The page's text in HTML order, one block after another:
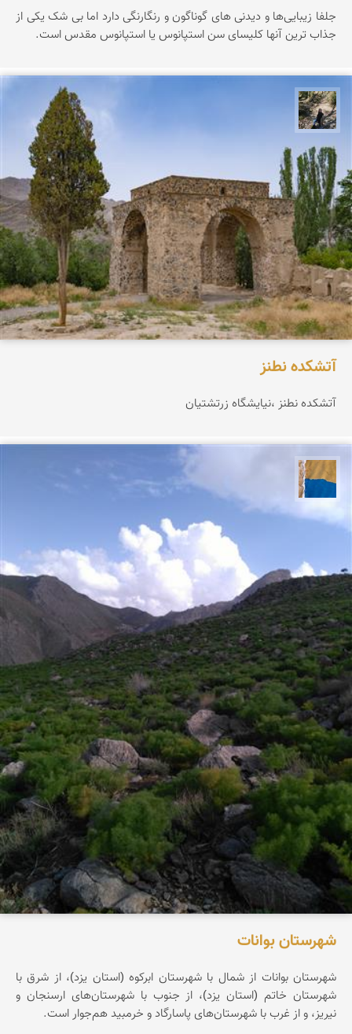
جلفا زیبایی‌ها و دیدنی های گوناگون و رنگارنگی دارد اما بی شک یکی از
جذاب ترین آنها کلیسای سن استپانوس یا استپانوس مقدس است.
آتشکده نطنز
آتشکده نطنز ،نیایشگاه زرتشتيان
شهرستان بوانات
شهرستان بوانات از شمال با شهرستان ابرکوه (استان یزد)، از شرق با
شهرستان خاتم (استان یزد)، از جنوب با شهرستان‌های ارسنجان و
نیریز، و از غرب با شهرستان‌های پاسارگاد و خرمبید هم‌جوار است.